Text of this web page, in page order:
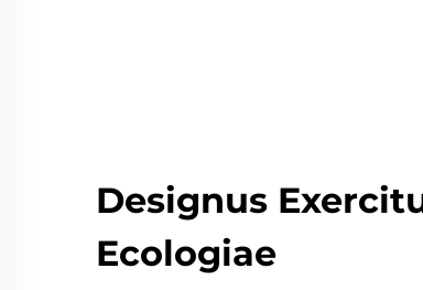
Designus
Ecologiae